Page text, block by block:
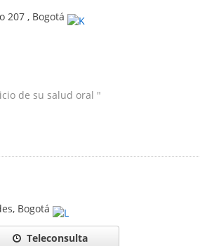
207 , Bogotá
de su salud oral "
, Bogotá
Teleconsulta